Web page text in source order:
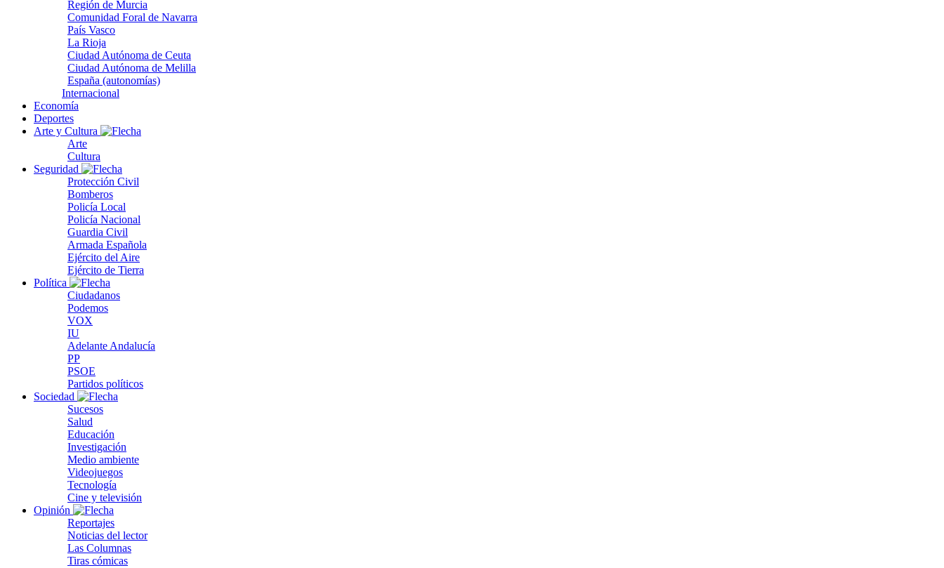
Región de Murcia
Comunidad Foral de Navarra
País Vasco
La Rioja
Ciudad Autónoma de Ceuta
Ciudad Autónoma de Melilla
España (autonomías)
Internacional
Economía
Deportes
Arte y Cultura
Arte
Cultura
Seguridad
Protección Civil
Bomberos
Policía Local
Policía Nacional
Guardia Civil
Armada Española
Ejército del Aire
Ejército de Tierra
Política
Ciudadanos
Podemos
VOX
IU
Adelante Andalucía
PP
PSOE
Partidos políticos
Sociedad
Sucesos
Salud
Educación
Investigación
Medio ambiente
Videojuegos
Tecnología
Cine y televisión
Opinión
Reportajes
Noticias del lector
Las Columnas
Tiras cómicas